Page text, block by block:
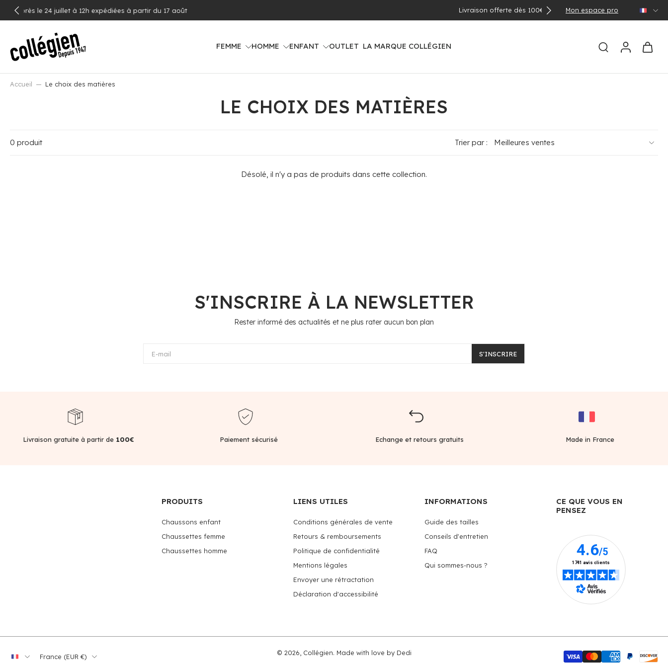
ALLER
AU
Mon espace pro
FEMME HOMME ENFANT OUTLET LA MARQUE COLLÉGIEN
Accueil Le choix des matières
LE CHOIX DES MATIÈRES
0 produit Trier par :
Désolé, il n'y a pas de produits dans cette collection.
S'INSCRIRE À LA NEWSLETTER
Rester informé des actualités et ne plus rater aucun bon plan
E-mail S'INSCRIRE
Livraison gratuite à partir de100€ Paiement sécurisé Echange et retours gratuits Made in France
PRODUITS
Chaussons enfant
Chaussettes femme
Chaussettes homme
LIENS UTILES
Conditions générales de vente
Retours & remboursements
Politique de confidentialité
Mentions légales
Envoyer une rétractation
Déclaration d'accessibilité
INFORMATIONS
Guide des tailles
Conseils d'entretien
FAQ
Qui sommes-nous ?
CE QUE VOUS EN
PENSEZ
France ‎(EUR €)‎
© 2026, Collégien. Made with love by Dedi